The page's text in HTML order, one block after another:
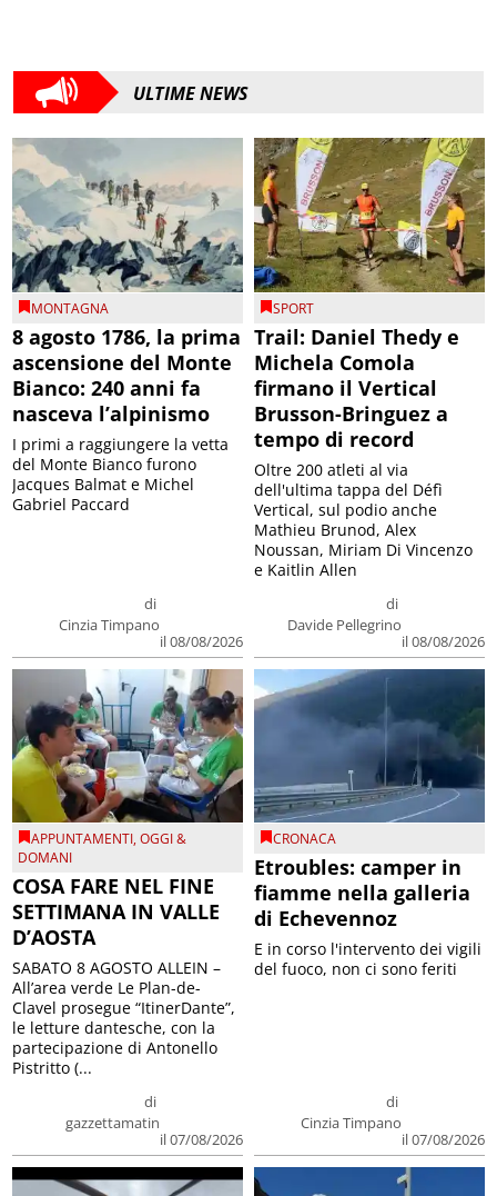
ULTIME NEWS
MONTAGNA
8 agosto 1786, la prima
ascensione del Monte
Bianco: 240 anni fa
nasceva l’alpinismo
di
Cinzia Timpano
il 08/08/2026
I primi a raggiungere la vetta
del Monte Bianco furono
Jacques Balmat e Michel
Gabriel Paccard
SPORT
Trail: Daniel Thedy e
Michela Comola
firmano il Vertical
Brusson-Bringuez a
tempo di record
di
Davide Pellegrino
il 08/08/2026
Oltre 200 atleti al via
dell'ultima tappa del Défì
Vertical, sul podio anche
Mathieu Brunod, Alex
Noussan, Miriam Di Vincenzo
e Kaitlin Allen
APPUNTAMENTI,OGGI &
DOMANI
COSA FARE NEL FINE
SETTIMANA IN VALLE
D’AOSTA
di
gazzettamatin
il 07/08/2026
SABATO 8 AGOSTO ALLEIN –
All’area verde Le Plan-de-
Clavel prosegue “ItinerDante”,
le letture dantesche, con la
partecipazione di Antonello
Pistritto (...
CRONACA
Etroubles: camper in
fiamme nella galleria
di Echevennoz
di
Cinzia Timpano
il 07/08/2026
E in corso l'intervento dei vigili
del fuoco, non ci sono feriti